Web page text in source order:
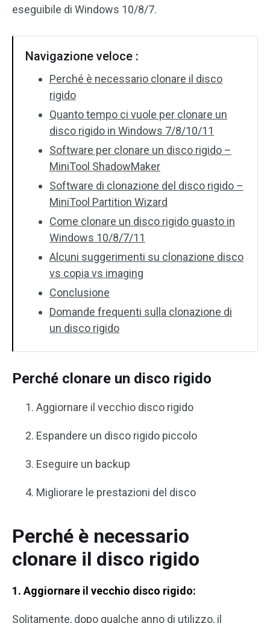
eseguibile di Windows 10/8/7.
Navigazione veloce :
Perché è necessario clonare il disco
rigido
Quanto tempo ci vuole per clonare un
disco rigido in Windows 7/8/10/11
Software per clonare un disco rigido –
MiniTool ShadowMaker
Software di clonazione del disco rigido –
MiniTool Partition Wizard
Come clonare un disco rigido guasto in
Windows 10/8/7/11
Alcuni suggerimenti su clonazione disco
vs copia vs imaging
Conclusione
Domande frequenti sulla clonazione di
un disco rigido
Perché clonare un disco rigido
Aggiornare il vecchio disco rigido
Espandere un disco rigido piccolo
Eseguire un backup
Migliorare le prestazioni del disco
Perché è necessario
clonare il disco rigido
1. Aggiornare il vecchio disco rigido:
Solitamente, dopo qualche anno di utilizzo, il